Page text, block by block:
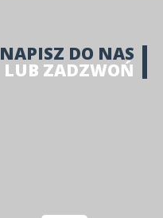
NAPISZ DO NAS
LUB ZADZWOŃ